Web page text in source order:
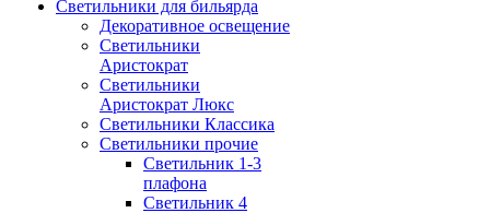
Светильники для бильярда
Декоративное освещение
Светильники
Аристократ
Светильники
Аристократ Люкс
Светильники Классика
Светильники прочие
Светильник 1-3
плафона
Светильник 4